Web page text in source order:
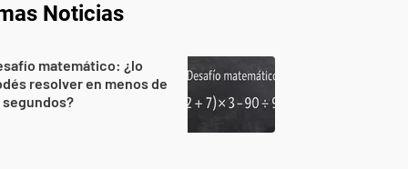
Noticias
matemático: ¿lo
resolver en menos de
segundos?